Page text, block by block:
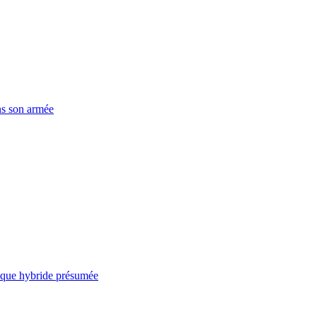
son armée
hybride présumée